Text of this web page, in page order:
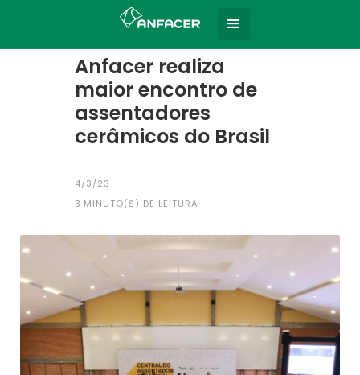
Todas as notícias
Anfacer realiza
maior encontro de
assentadores
cerâmicos do Brasil
4/3/23
3 MINUTO(S) DE LEITURA